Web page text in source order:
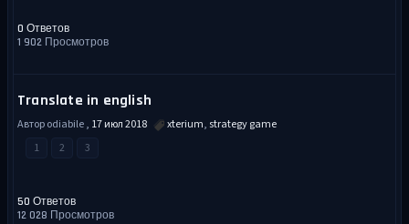
0 Ответов
1 902 Просмотров
Translate in english
Автор odiabile , 17 июл 2018 xterium, strategy game
1
2 3
50 Ответов
12 028 Просмотров